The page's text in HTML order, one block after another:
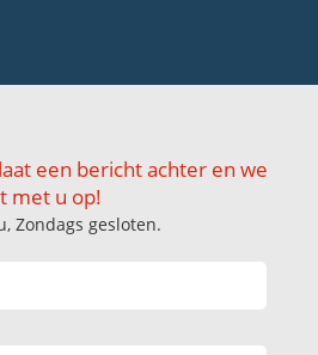
een bericht achter en we
met u op!
Zondags gesloten.